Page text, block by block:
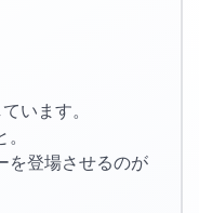
います。
を登場させるのが